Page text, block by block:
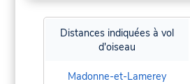
Distances indiquées à vol
d'oiseau
Madonne-et-Lamerey